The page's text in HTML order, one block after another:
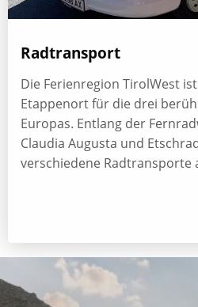
Radtransport
Die Ferienregion TirolWest
Etappenort für die drei
Europas. Entlang der
Claudia Augusta und
verschiedene Radtransporte